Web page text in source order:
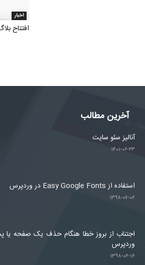
اخبار
افتتاح
آخرین مطالب
آنالیز سئو سایت
۱۴۰۱-۰۶-۲۳
استفاده از Easy Google Fonts در وردپرس
۱۳۹۸-۰۷-۰۶
اجتناب از بروز خطا هنگام حذف یک صفحه
وردپرس
۱۳۹۸-۰۶-۱۶